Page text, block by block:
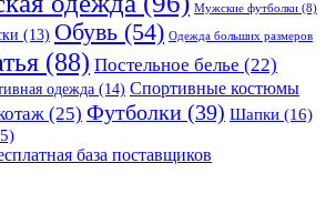
Мужские футболки (8)
(13) Обувь (54) Одежда больших размеров
(88) Постельное белье (22)
одежда (14) Спортивные костюмы
(25) Футболки (39) Шапки (16)
база поставщиков